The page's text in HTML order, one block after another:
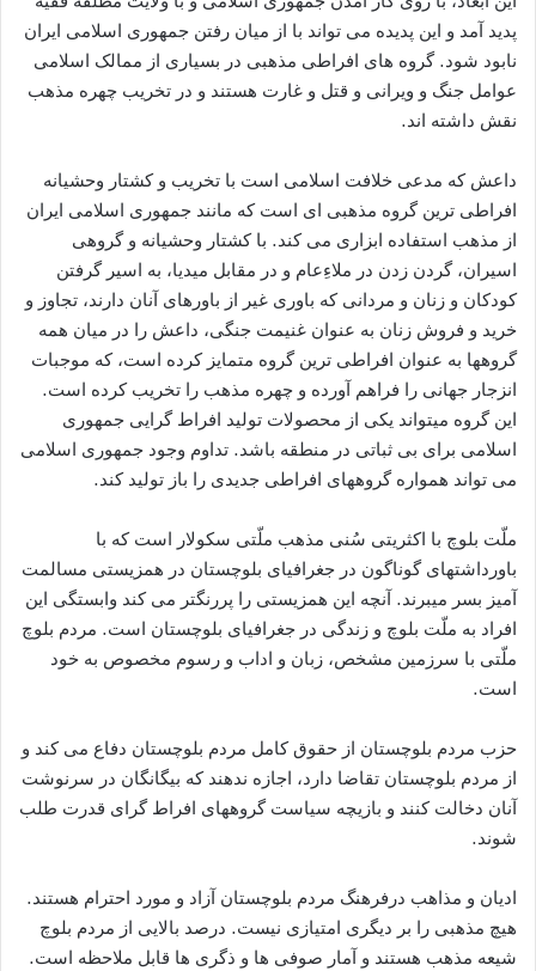
پدید آمد و این پدیده می تواند با از میان رفتن جمهوری اسلامی ایران
نابود شود. گروه های افراطی مذهبی در بسیاری از ممالک اسلامی
عوامل جنگ و ویرانی و قتل و غارت هستند و در تخریب چهره مذهب
نقش داشته اند.
داعش که مدعی خلافت اسلامی است با تخریب و کشتار وحشیانه
افراطی ترین گروه مذهبی ای است که مانند جمهوری اسلامی ایران
از مذهب استفاده ابزاری می کند. با کشتار وحشیانه و گروهی
اسیران، گردن زدن در ملاءِعام و در مقابل میدیا، به اسیر گرفتن
کودکان و زنان و مردانی که باوری غیر از باورهای آنان دارند، تجاوز و
خرید و فروش زنان به عنوان غنیمت جنگی، داعش را در میان همه
گروهها به عنوان افراطی ترین گروه متمایز کرده است، که موجبات
انزجار جهانی را فراهم آورده و چهره مذهب را تخریب کرده است.
این گروه میتواند یکی از محصولات تولید افراط گرایی جمهوری
اسلامی برای بی ثباتی در منطقه باشد. تداوم وجود جمهوری اسلامی
می تواند همواره گروههای افراطی جدیدی را باز تولید کند.
ملّت بلوچ با اکثریتی سُنی مذهب ملّتی سکولار است که با
باورداشتهای گوناگون در جغرافیای بلوچستان در همزیستی مسالمت
آمیز بسر میبرند. آنچه این همزیستی را پررنگتر می کند وابستگی این
افراد به ملّت بلوچ و زندگی در جغرافیای بلوچستان است. مردم بلوچ
ملّتی با سرزمین مشخص، زبان و اداب و رسوم مخصوص به خود
است.
حزب مردم بلوچستان از حقوق کامل مردم بلوچستان دفاع می کند و
از مردم بلوچستان تقاضا دارد، اجازه ندهند که بیگانگان در سرنوشت
آنان دخالت کنند و بازیچه سیاست گروههای افراط گرای قدرت طلب
شوند.
ادیان و مذاهب درفرهنگ مردم بلوچستان آزاد و مورد احترام هستند.
هیچ مذهبی را بر دیگری امتیازی نیست. درصد بالایی از مردم بلوچ
شیعه مذهب هستند و آمار صوفی ها و ذگری ها قابل ملاحظه است.